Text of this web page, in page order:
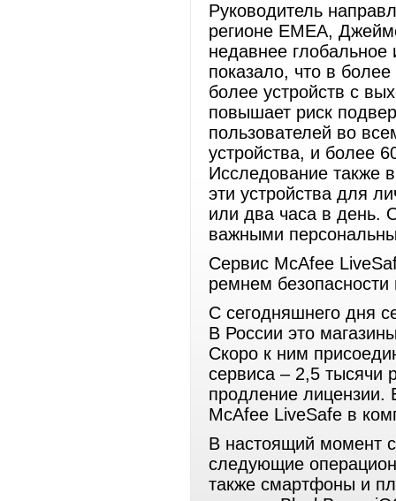
Руководитель
регионе EMEA,
недавнее глобальное
показало, что в
более устройств с
повышает риск
пользователей во
устройства, и более
Исследование также
эти устройства для
или два часа в день.
важными
Сервис McAfee
ремнем
С сегодняшнего дня
В России это
Скоро к ним
сервиса – 2,5 тысячи
продление лицензии.
McAfee LiveSafe в
В настоящий момент
следующие
также смартфоны и